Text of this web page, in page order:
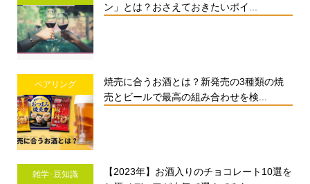
ン」とは？おさえておきたいポイ...
ペアリング
焼売に合うお酒とは？新発売の3種類の焼
売とビールで最高の組み合わせを検...
雑学･豆知識
【2023年】お酒入りのチョコレート10選を